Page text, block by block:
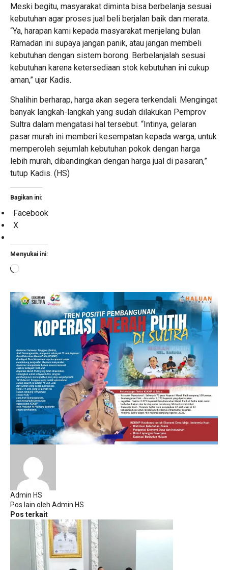
Meski begitu, masyarakat diminta bisa berbelanja sesuai
kebutuhan agar proses jual beli berjalan baik dan merata.
“Ya, harapan kami kepada masyarakat menjelang bulan
Ramadan ini supaya jangan panik, atau jangan membeli
kebutuhan dengan sistem borong. Berbelanjalah sesuai
kebutuhan karena ketersediaan stok kebutuhan ini cukup
aman,” ujar Kadis.
Shalihin berharap, harga akan segera terkendali. Mengingat
banyak langkah-langkah yang sudah dilakukan Pemprov
Sultra dalam mengatasi hal tersebut. “Intinya, gelaran
pasar murah ini memberi kesempatan kepada warga, untuk
memperoleh sejumlah kebutuhan pokok dengan harga
lebih murah, dibandingkan dengan harga jual di pasaran,”
tutup Kadis. (HS)
Bagikan ini:
Facebook
X
Menyukai ini:
Memuat...
Admin HS
Pos lain oleh Admin HS
Pos terkait